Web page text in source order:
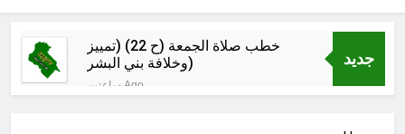
جديد
خطب صلاة الجمعة (ح 22) (تمييز
وخلافة بني البشر)
ساعتين Ago